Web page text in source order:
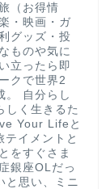
（お得情
・映画・ガ
グッズ・投
ものや気に
立ったら即
クで世界2
。 自分らし
しく生きるた
Your Lifeと
イメントと
をすぐさま
銀座OLだっ
と思い、ミニ